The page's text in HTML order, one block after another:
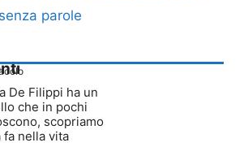
parole
De Filippi ha un
che in pochi
scopriamo
fa nella vita